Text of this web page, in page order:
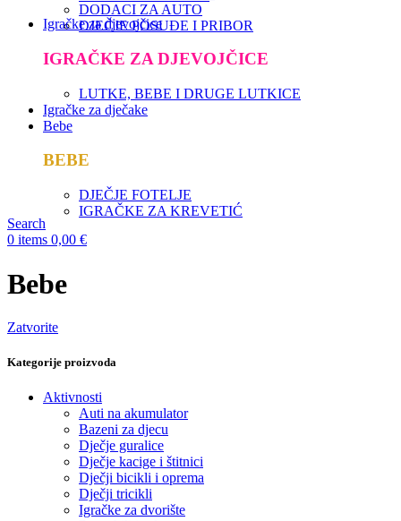
DODACI ZA AUTO
DJEČJE POSUĐE I PRIBOR
Igračke za djevojčice
IGRAČKE ZA DJEVOJČICE
LUTKE, BEBE I DRUGE LUTKICE
Igračke za dječake
Bebe
BEBE
DJEČJE FOTELJE
IGRAČKE ZA KREVETIĆ
Search
0 items 0,00 €
Bebe
Zatvorite
Kategorije proizvoda
Aktivnosti
Auti na akumulator
Bazeni za djecu
Dječje guralice
Dječje kacige i štitnici
Dječji bicikli i oprema
Dječji tricikli
Igračke za dvorište